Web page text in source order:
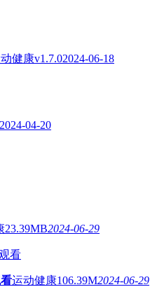
健康v1.7.02024-06-18
2024-04-20
23.39MB2024-06-29
运动健康106.39M2024-06-29